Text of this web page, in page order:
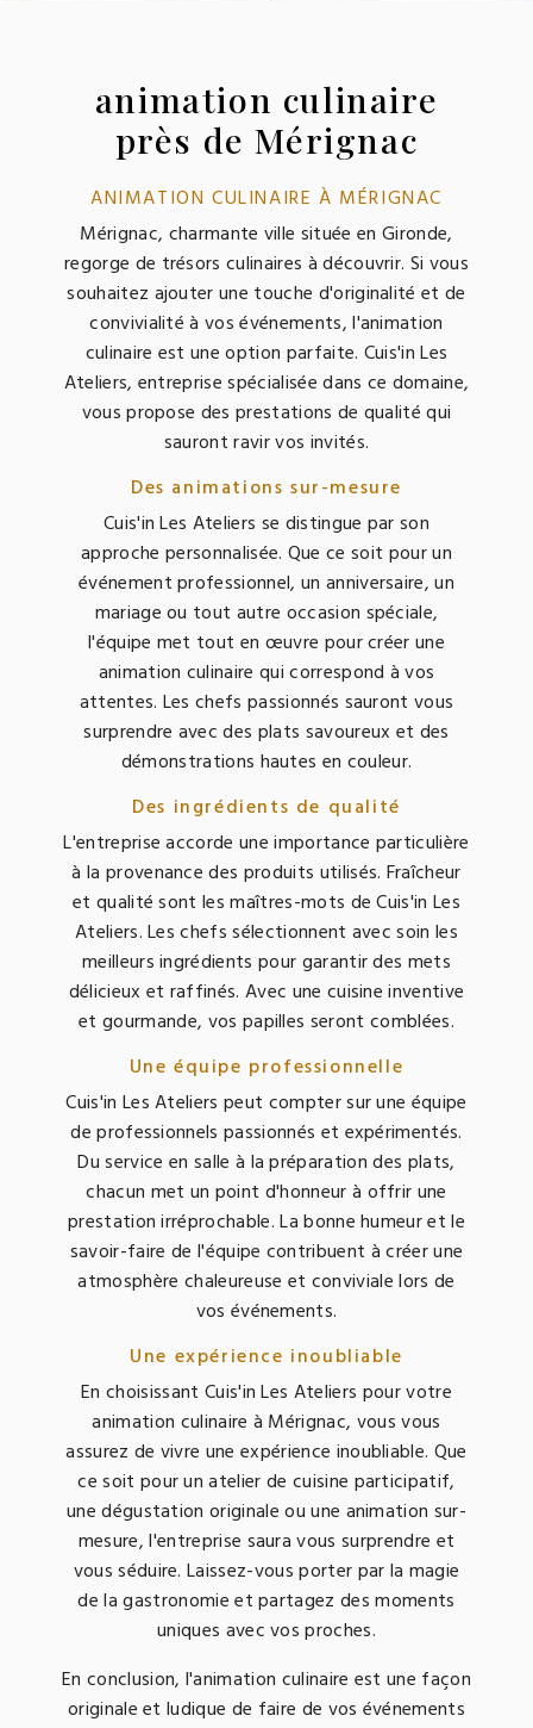
animation culinaire
près de Mérignac
ANIMATION CULINAIRE À MÉRIGNAC
Mérignac, charmante ville située en Gironde,
regorge de trésors culinaires à découvrir. Si vous
souhaitez ajouter une touche d'originalité et de
convivialité à vos événements, l'animation
culinaire est une option parfaite. Cuis'in Les
Ateliers, entreprise spécialisée dans ce domaine,
vous propose des prestations de qualité qui
sauront ravir vos invités.
Des animations sur-mesure
Cuis'in Les Ateliers se distingue par son
approche personnalisée. Que ce soit pour un
événement professionnel, un anniversaire, un
mariage ou tout autre occasion spéciale,
l'équipe met tout en œuvre pour créer une
animation culinaire qui correspond à vos
attentes. Les chefs passionnés sauront vous
surprendre avec des plats savoureux et des
démonstrations hautes en couleur.
Des ingrédients de qualité
L'entreprise accorde une importance particulière
à la provenance des produits utilisés. Fraîcheur
et qualité sont les maîtres-mots de Cuis'in Les
Ateliers. Les chefs sélectionnent avec soin les
meilleurs ingrédients pour garantir des mets
délicieux et raffinés. Avec une cuisine inventive
et gourmande, vos papilles seront comblées.
Une équipe professionnelle
Cuis'in Les Ateliers peut compter sur une équipe
de professionnels passionnés et expérimentés.
Du service en salle à la préparation des plats,
chacun met un point d'honneur à offrir une
prestation irréprochable. La bonne humeur et le
savoir-faire de l'équipe contribuent à créer une
atmosphère chaleureuse et conviviale lors de
vos événements.
Une expérience inoubliable
En choisissant Cuis'in Les Ateliers pour votre
animation culinaire à Mérignac, vous vous
assurez de vivre une expérience inoubliable. Que
ce soit pour un atelier de cuisine participatif,
une dégustation originale ou une animation sur-
mesure, l'entreprise saura vous surprendre et
vous séduire. Laissez-vous porter par la magie
de la gastronomie et partagez des moments
uniques avec vos proches.
En conclusion, l'animation culinaire est une façon
originale et ludique de faire de vos événements